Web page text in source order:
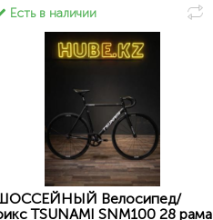
Есть в наличии
Велосипед/
TSUNAMI SNM100 28 рама